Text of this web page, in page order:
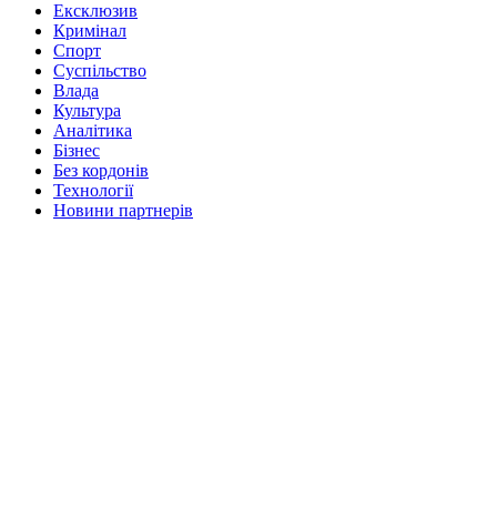
Ексклюзив
Кримінал
Спорт
Суспільство
Влада
Культура
Аналітика
Бізнес
Без кордонів
Технології
Новини партнерів